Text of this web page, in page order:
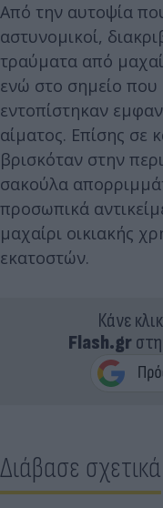
Από την αυτοψία
αστυνομικοί,
τραύματα από
ενώ στο σημείο
εντοπίστηκαν
αίματος. Επίσης
βρισκόταν στην
σακούλα
προσωπικά
μαχαίρι οικιακής
εκατοστών.
Κάνε
Flash.gr
Διάβασε σχετικά